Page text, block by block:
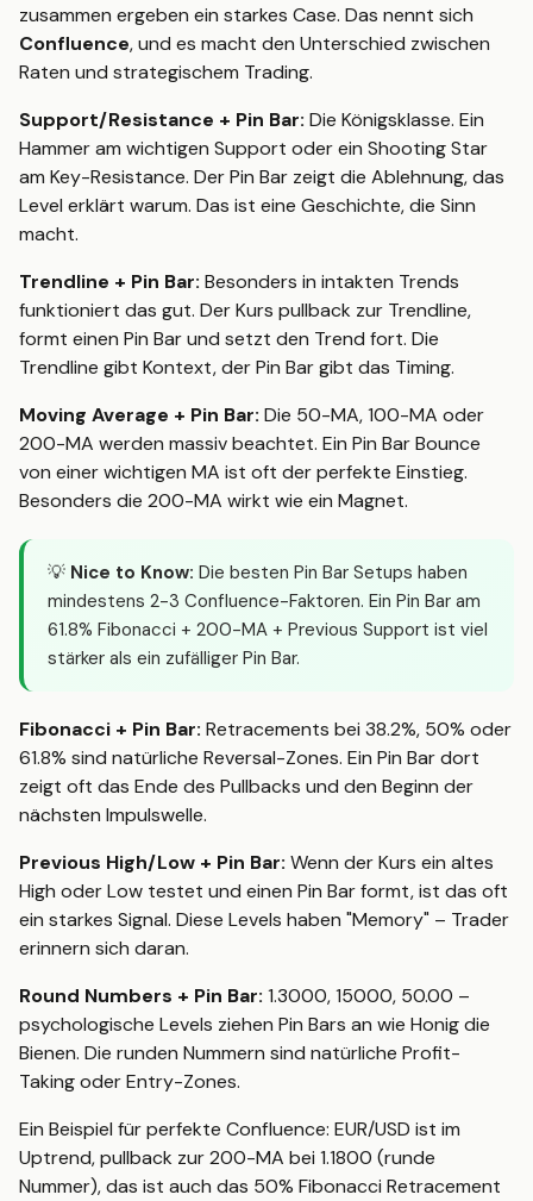
zusammen ergeben ein starkes Case. Das nennt sich
Confluence, und es macht den Unterschied zwischen
Raten und strategischem Trading.
Support/Resistance + Pin Bar: Die Königsklasse. Ein
Hammer am wichtigen Support oder ein Shooting Star
am Key-Resistance. Der Pin Bar zeigt die Ablehnung, das
Level erklärt warum. Das ist eine Geschichte, die Sinn
macht.
Trendline + Pin Bar: Besonders in intakten Trends
funktioniert das gut. Der Kurs pullback zur Trendline,
formt einen Pin Bar und setzt den Trend fort. Die
Trendline gibt Kontext, der Pin Bar gibt das Timing.
Moving Average + Pin Bar: Die 50-MA, 100-MA oder
200-MA werden massiv beachtet. Ein Pin Bar Bounce
von einer wichtigen MA ist oft der perfekte Einstieg.
Besonders die 200-MA wirkt wie ein Magnet.
💡 Nice to Know: Die besten Pin Bar Setups haben
mindestens 2-3 Confluence-Faktoren. Ein Pin Bar am
61.8% Fibonacci + 200-MA + Previous Support ist viel
stärker als ein zufälliger Pin Bar.
Fibonacci + Pin Bar: Retracements bei 38.2%, 50% oder
61.8% sind natürliche Reversal-Zones. Ein Pin Bar dort
zeigt oft das Ende des Pullbacks und den Beginn der
nächsten Impulswelle.
Previous High/Low + Pin Bar: Wenn der Kurs ein altes
High oder Low testet und einen Pin Bar formt, ist das oft
ein starkes Signal. Diese Levels haben "Memory" – Trader
erinnern sich daran.
Round Numbers + Pin Bar: 1.3000, 15000, 50.00 –
psychologische Levels ziehen Pin Bars an wie Honig die
Bienen. Die runden Nummern sind natürliche Profit-
Taking oder Entry-Zones.
Ein Beispiel für perfekte Confluence: EUR/USD ist im
Uptrend, pullback zur 200-MA bei 1.1800 (runde
Nummer), das ist auch das 50% Fibonacci Retracement